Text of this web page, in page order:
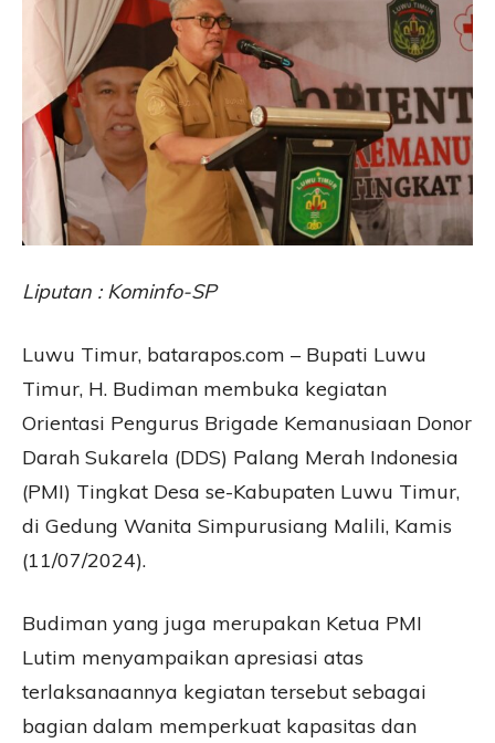
Liputan : Kominfo-SP
Luwu Timur, batarapos.com – Bupati Luwu
Timur, H. Budiman membuka kegiatan
Orientasi Pengurus Brigade Kemanusiaan Donor
Darah Sukarela (DDS) Palang Merah Indonesia
(PMI) Tingkat Desa se-Kabupaten Luwu Timur,
di Gedung Wanita Simpurusiang Malili, Kamis
(11/07/2024).
Budiman yang juga merupakan Ketua PMI
Lutim menyampaikan apresiasi atas
terlaksanaannya kegiatan tersebut sebagai
bagian dalam memperkuat kapasitas dan